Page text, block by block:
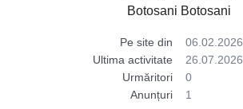
Botosani Botosani
Pe site din
06.02.2026
Ultima activitate
26.07.2026
Urmăritori
0
Anunțuri
1